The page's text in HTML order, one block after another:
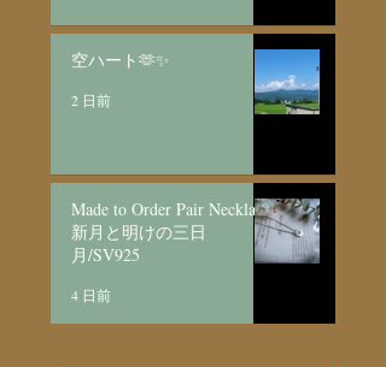
空ハート🫶✨
2 日前
Made to Order Pair Necklace
新月と明けの三日
月/SV925
4 日前